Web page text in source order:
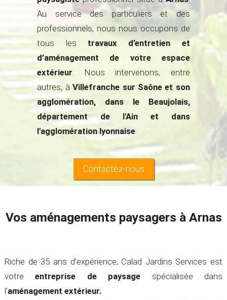
CONTACT
Au service des particuliers et des
professionnels, nous nous occupons de
tous les travaux d’entretien et
d’aménagement de votre espace
extérieur. Nous intervenons, entre
autres, àVillefranche sur Saône et son
agglomération, dans le Beaujolais,
département de l'Ain et dans
l'agglomération lyonnaise.
Contactez-nous
Vos aménagements paysagers à Arnas
Riche de 35 ans d’expérience, Calad Jardins Services est
votreentreprise de paysage spécialisée dans
l'aménagement extérieur.